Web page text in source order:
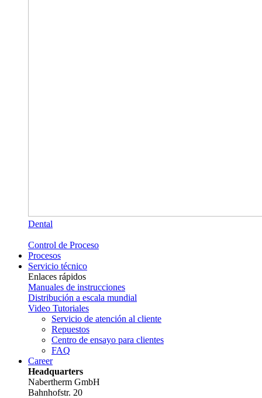
Dental
Control de Proceso
Procesos
Servicio técnico
Enlaces rápidos
Manuales de instrucciones
Distribución a escala mundial
Video Tutoriales
Servicio de atención al cliente
Repuestos
Centro de ensayo para clientes
FAQ
Career
Headquarters
Nabertherm GmbH
Bahnhofstr. 20